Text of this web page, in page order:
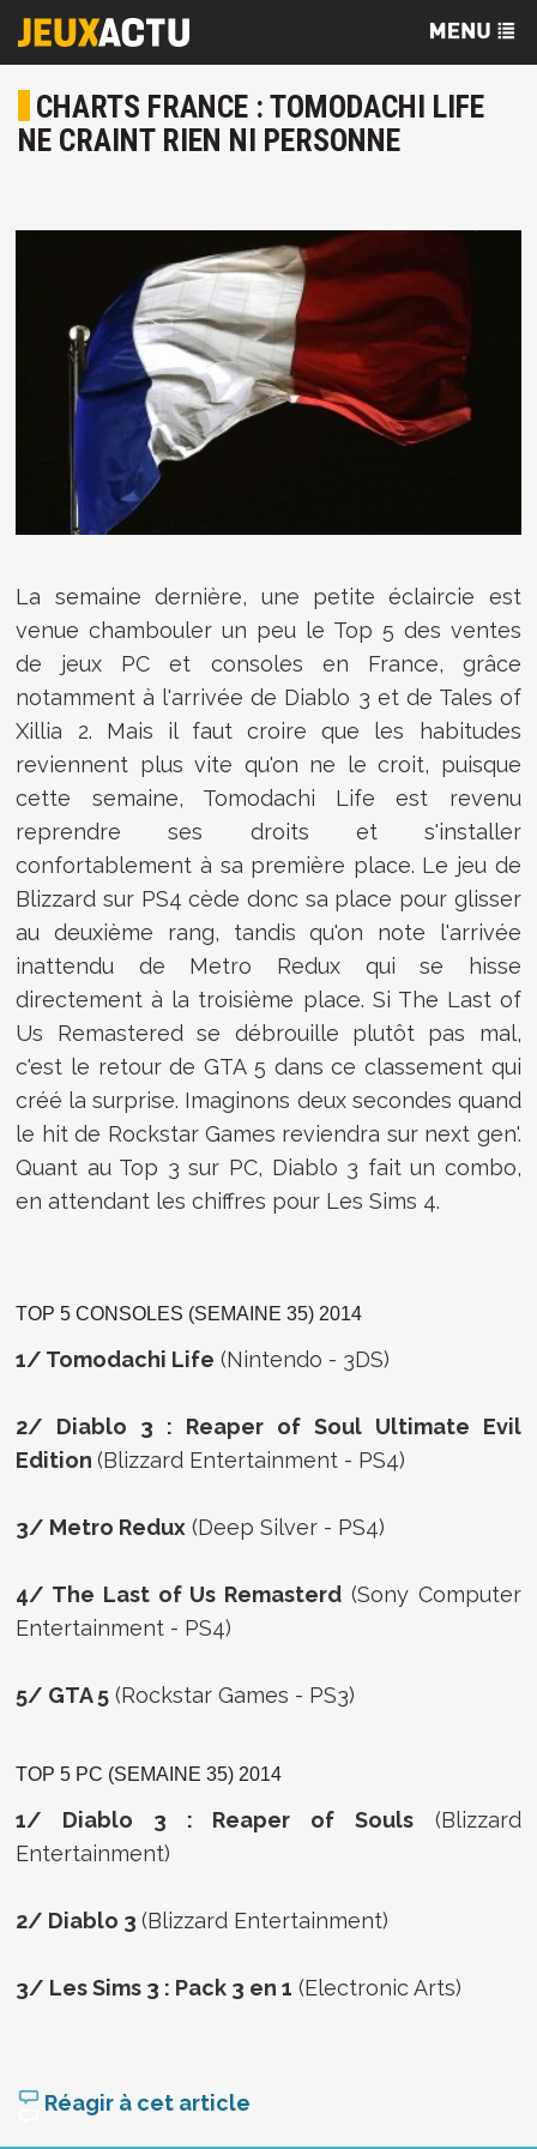
CHARTS FRANCE : TOMODACHI LIFE
NE CRAINT RIEN NI PERSONNE
La semaine dernière, une petite éclaircie est
venue chambouler un peu le Top 5 des ventes
de jeux PC et consoles en France, grâce
notamment à l'arrivée de Diablo 3 et de Tales of
Xillia 2. Mais il faut croire que les habitudes
reviennent plus vite qu'on ne le croit, puisque
cette semaine, Tomodachi Life est revenu
reprendre ses droits et s'installer
confortablement à sa première place. Le jeu de
Blizzard sur PS4 cède donc sa place pour glisser
au deuxième rang, tandis qu'on note l'arrivée
inattendu de Metro Redux qui se hisse
directement à la troisième place. Si The Last of
Us Remastered se débrouille plutôt pas mal,
c'est le retour de GTA 5 dans ce classement qui
créé la surprise. Imaginons deux secondes quand
le hit de Rockstar Games reviendra sur next gen'.
Quant au Top 3 sur PC, Diablo 3 fait un combo,
en attendant les chiffres pour Les Sims 4.
TOP 5 CONSOLES (SEMAINE 35) 2014
1/ Tomodachi Life (Nintendo - 3DS)
2/ Diablo 3 : Reaper of Soul Ultimate Evil
Edition(Blizzard Entertainment - PS4)
3/ Metro Redux (Deep Silver - PS4)
4/ The Last of Us Remasterd (Sony Computer
Entertainment - PS4)
5/ GTA 5 (Rockstar Games - PS3)
TOP 5 PC (SEMAINE 35) 2014
1/ Diablo 3 : Reaper of Souls(Blizzard
Entertainment)
2/ Diablo 3(Blizzard Entertainment)
3/ Les Sims 3 : Pack 3 en 1 (Electronic Arts)
Réagir à cet article